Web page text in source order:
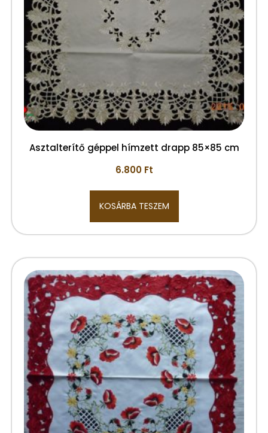
Asztalterítő géppel hímzett drapp 85×85 cm
6.800 Ft
KOSÁRBA TESZEM